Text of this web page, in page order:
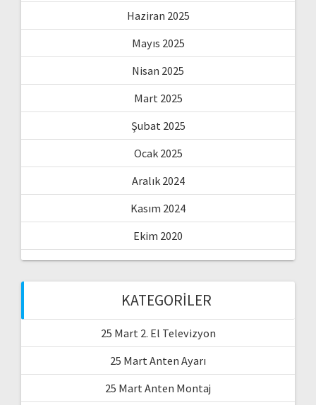
Haziran 2025
Mayıs 2025
Nisan 2025
Mart 2025
Şubat 2025
Ocak 2025
Aralık 2024
Kasım 2024
Ekim 2020
KATEGORILER
25 Mart 2. El Televizyon
25 Mart Anten Ayarı
25 Mart Anten Montaj